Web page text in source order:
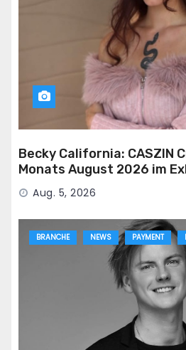
Becky California: CASZIN
Monats August 2026 im
Aug. 5, 2026
BRANCHE NEWS PAYMENT